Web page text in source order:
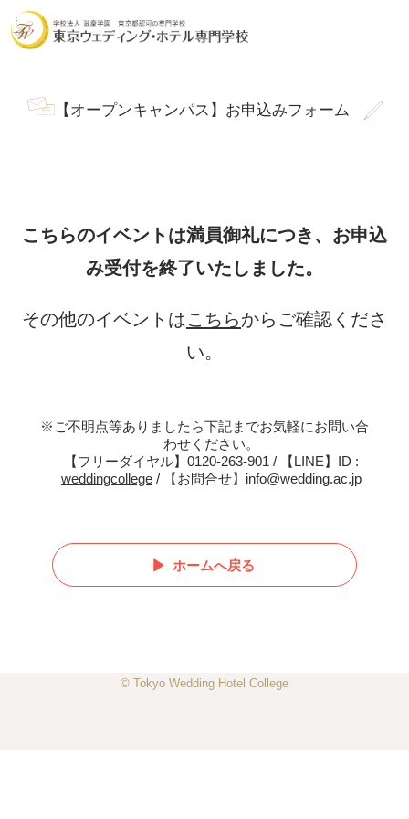
【オープンキャンパス】お申込みフォーム
こちらのイベントは満員御礼につき、 お申込
み受付を終了いたしました。
その他のイベントはこちらからご確認くださ
い。
※ご不明点等ありましたら下記までお気軽にお問い合
わせください。
【フリーダイヤル】0120-263-901 / 【LINE】ID :
weddingcollege/ 【お問合せ】info@wedding.ac.jp
ホームへ戻る
© Tokyo Wedding Hotel College